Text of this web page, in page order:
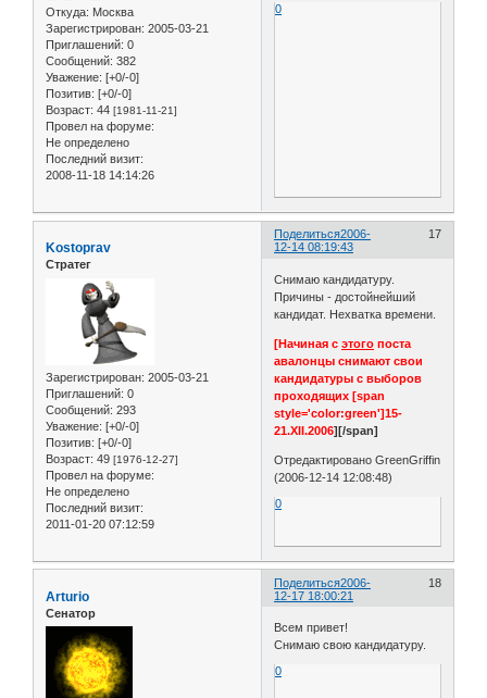
Откуда: Москва
Зарегистрирован: 2005-03-21
Приглашений: 0
Сообщений: 382
Уважение: [+0/-0]
Позитив: [+0/-0]
Возраст: 44 [1981-11-21]
Провел на форуме:
Не определено
Последний визит:
2008-11-18 14:14:26
0
Поделиться 17
2006-
12-14 08:19:43
Kostoprav
Стратег
Зарегистрирован: 2005-03-21
Приглашений: 0
Сообщений: 293
Уважение: [+0/-0]
Позитив: [+0/-0]
Возраст: 49 [1976-12-27]
Провел на форуме:
Не определено
Последний визит:
2011-01-20 07:12:59
Снимаю кандидатуру.
Причины - достойнейший
кандидат. Нехватка времени.
[Начиная сэтого поста
авалонцы снимают свои
кандидатуры с выборов
проходящих [span
style='color:green']15-
21.XII.2006][/span]
Отредактировано GreenGriffin
(2006-12-14 12:08:48)
0
Поделиться 18
2006-
12-17 18:00:21
Arturio
Сенатор
Всем привет!
Снимаю свою кандидатуру.
0